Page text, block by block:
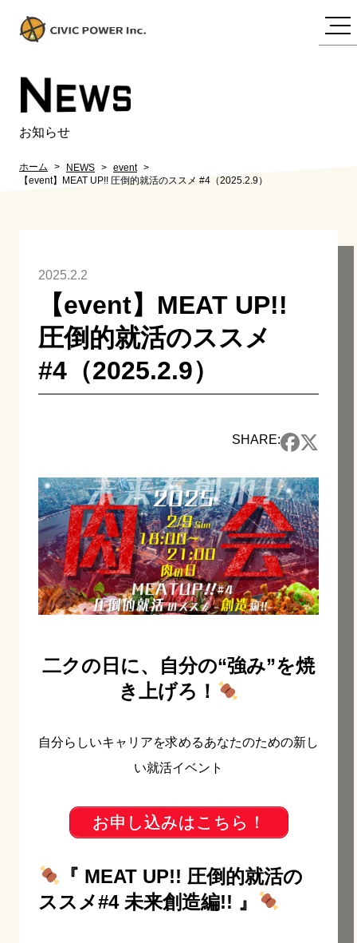
NEWS
お知らせ
ホーム NEWS
event
【event】MEAT UP!! 圧倒的就活のススメ #4（2025.2.9）
2025.2.2
【event】MEAT UP!!
圧倒的就活のススメ
#4（2025.2.9）
SHARE:
二クの日に、自分の“強み”を焼
き上げろ！
自分らしいキャリアを求めるあなたのための新し
い就活イベント
お申し込みはこちら！
『 MEAT UP!! 圧倒的就活の
ススメ#4 未来創造編!! 』